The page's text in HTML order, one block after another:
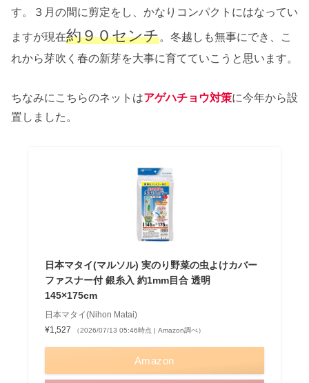
す。３月の間に剪定をし、かなりコンパクトにはなってい
ますが現在約９０センチ。冬越しも無事にでき、こ
れから芽吹く春の新芽を大事に育てていこうと思います。
ちなみにこちらのネットはアゲハチョウ対策に今年から設
置しました。
日本マタイ(マルソル) 実のり野菜の虫よけカバー
ファスナー付 銀糸入 約1mm目合 透明
145×175cm
日本マタイ(Nihon Matai)
¥1,527
（2026/07/13 05:46時点 | Amazon調べ）
Amazon